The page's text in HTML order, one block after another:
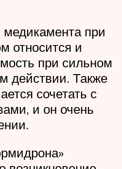
медикамента при
относится и
при сильном
действии. Также
сочетать с
и он очень